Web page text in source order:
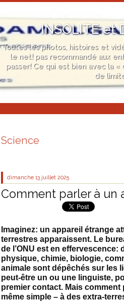
INSOLITE et
Toutes les photos, histoires et
le net! pas recommandé aux
passer! Ce qui est bien avec la «
de
Science
dimanche 13 juillet 2025
Comment parler à un
Imaginez: un appareil étrange
terrestres apparaissent. Le
de l’ONU est en effervescence:
physique, chimie, biologie,
animale sont dépêchés sur les
peut-être un ou une linguiste,
premier contact. Mais
même simple – à des extra-